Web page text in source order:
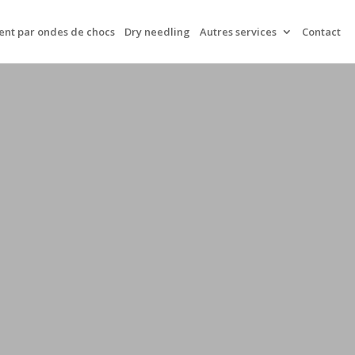
par ondes de chocs Dry needling Autres services Contact